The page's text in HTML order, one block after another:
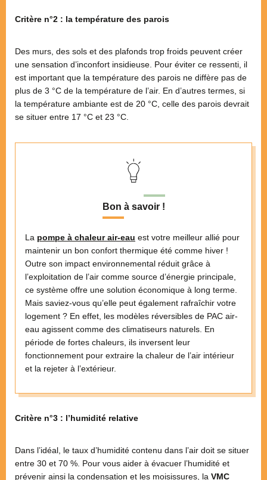
Critère n°2 : la température des parois
Des murs, des sols et des plafonds trop froids peuvent créer
une sensation d’inconfort insidieuse. Pour éviter ce ressenti, il
est important que la température des parois ne diffère pas de
plus de 3 °C de la température de l’air. En d’autres termes, si
la température ambiante est de 20 °C, celle des parois devrait
se situer entre 17 °C et 23 °C.
Bon à savoir !
La pompe à chaleur air-eau est votre meilleur allié pour
maintenir un bon confort thermique été comme hiver !
Outre son impact environnemental réduit grâce à
l’exploitation de l’air comme source d’énergie principale,
ce système offre une solution économique à long terme.
Mais saviez-vous qu’elle peut également rafraîchir votre
logement ? En effet, les modèles réversibles de PAC air-
eau agissent comme des climatiseurs naturels. En
période de fortes chaleurs, ils inversent leur
fonctionnement pour extraire la chaleur de l’air intérieur
et la rejeter à l’extérieur.
Critère n°3 : l’humidité relative
Dans l’idéal, le taux d’humidité contenu dans l’air doit se situer
entre 30 et 70 %. Pour vous aider à évacuer l’humidité et
prévenir ainsi la condensation et les moisissures, la VMC